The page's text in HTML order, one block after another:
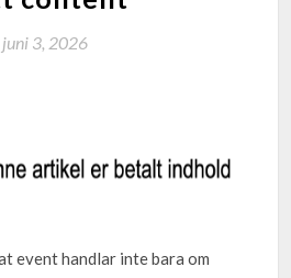
juni 3, 2026
event handlar inte bara om